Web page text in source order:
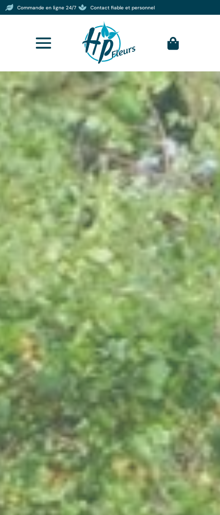
 Commande en ligne 24/7  Contact fiable et personnel
